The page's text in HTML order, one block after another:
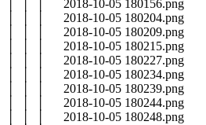
│ │ │ 2018-10-05 180156.png
│ │ │ 2018-10-05 180204.png
│ │ │ 2018-10-05 180209.png
│ │ │ 2018-10-05 180215.png
│ │ │ 2018-10-05 180227.png
│ │ │ 2018-10-05 180234.png
│ │ │ 2018-10-05 180239.png
│ │ │ 2018-10-05 180244.png
│ │ │ 2018-10-05 180248.png